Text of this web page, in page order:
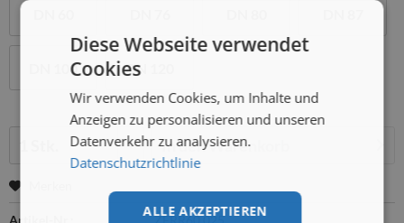
DN 100 DN 120
In denWarenkorb
Artikel-Nr.: ZFRR60.025
Diese Webseite verwendet
Cookies
Wir verwenden Cookies, um Inhalte und
Anzeigen zu personalisieren und unseren
Datenverkehr zu analysieren.
Datenschutzrichtlinie
ALLE AKZEPTIEREN